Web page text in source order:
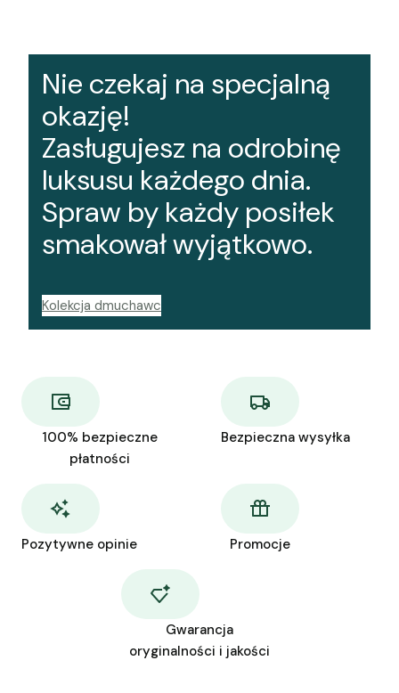
Nie czekaj na specjalną
okazję!
Zasługujesz na odrobinę
luksusu każdego dnia.
Spraw by każdy posiłek
smakował wyjątkowo.
Kolekcja dmuchawc
100% bezpieczne
płatności
Bezpieczna wysyłka
Pozytywne opinie Promocje
Gwarancja
oryginalności i jakości